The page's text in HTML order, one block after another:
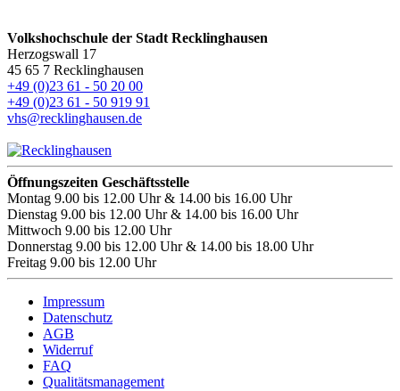
Volkshochschule der Stadt Recklinghausen
Herzogswall 17
45 65 7 Recklinghausen
+49 (0)23 61 - 50 20 00
+49 (0)23 61 - 50 919 91
vhs@recklinghausen.de
Öffnungszeiten Geschäftsstelle
Montag 9.00 bis 12.00 Uhr & 14.00 bis 16.00 Uhr
Dienstag 9.00 bis 12.00 Uhr & 14.00 bis 16.00 Uhr
Mittwoch 9.00 bis 12.00 Uhr
Donnerstag 9.00 bis 12.00 Uhr & 14.00 bis 18.00 Uhr
Freitag 9.00 bis 12.00 Uhr
Impressum
Datenschutz
AGB
Widerruf
FAQ
Qualitätsmanagement